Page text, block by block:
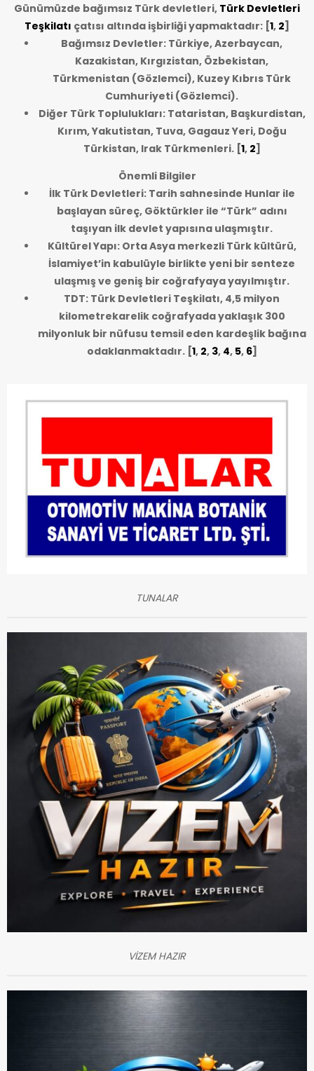
Günümüzde bağımsız Türk devletleri, Türk Devletleri
Teşkilatı çatısı altında işbirliği yapmaktadır: [1, 2]
Bağımsız Devletler: Türkiye, Azerbaycan,
Kazakistan, Kırgızistan, Özbekistan,
Türkmenistan (Gözlemci), Kuzey Kıbrıs Türk
Cumhuriyeti (Gözlemci).
Diğer Türk Toplulukları: Tataristan, Başkurdistan,
Kırım, Yakutistan, Tuva, Gagauz Yeri, Doğu
Türkistan, Irak Türkmenleri.[1, 2]
Önemli Bilgiler
İlk Türk Devletleri: Tarih sahnesinde Hunlar ile
başlayan süreç, Göktürkler ile “Türk” adını
taşıyan ilk devlet yapısına ulaşmıştır.
Kültürel Yapı: Orta Asya merkezli Türk kültürü,
İslamiyet’in kabulüyle birlikte yeni bir senteze
ulaşmış ve geniş bir coğrafyaya yayılmıştır.
TDT: Türk Devletleri Teşkilatı, 4,5 milyon
kilometrekarelik coğrafyada yaklaşık 300
milyonluk bir nüfusu temsil eden kardeşlik bağına
odaklanmaktadır.[1, 2, 3, 4, 5, 6]
TUNALAR
VİZEM HAZIR